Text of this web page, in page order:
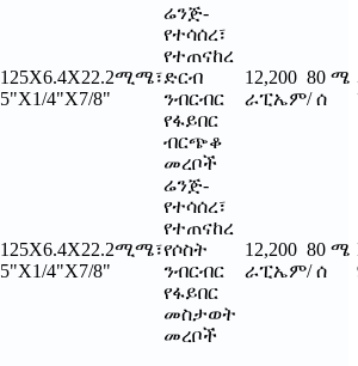
125X6.4X22.2ሚሜ፣
5"X1/4"X7/8"
ሬንጅ-
የተሳሰረ፣
የተጠናከረ
ድርብ
ንብርብር
የፋይበር
ብርጭቆ
መረቦች
12,200
ራፒኤም
80 ሜ
/ ሰ
125X6.4X22.2ሚሜ፣
5"X1/4"X7/8"
ሬንጅ-
የተሳሰረ፣
የተጠናከረ
የሶስት
ንብርብር
የፋይበር
መስታወት
መረቦች
12,200
ራፒኤም
80 ሜ
/ ሰ